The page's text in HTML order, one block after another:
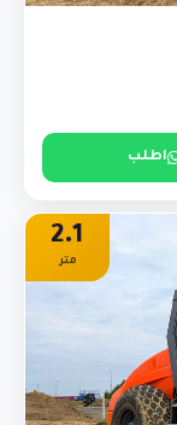
اطلب
2.1
متر